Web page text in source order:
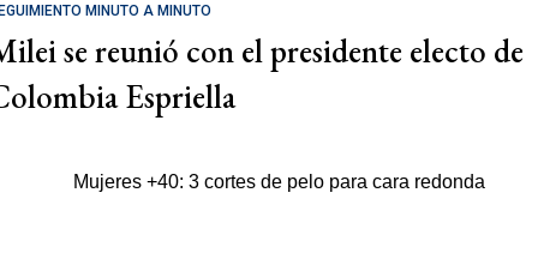
MINUTO A MINUTO
se reunió con el presidente electo de
Espriella